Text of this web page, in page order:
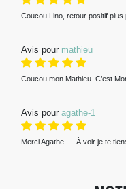
Coucou Lino, retour positif plus
Avis pour mathieu
Coucou mon Mathieu. C’est
Avis pour agathe-1
Merci Agathe .... À voir je te